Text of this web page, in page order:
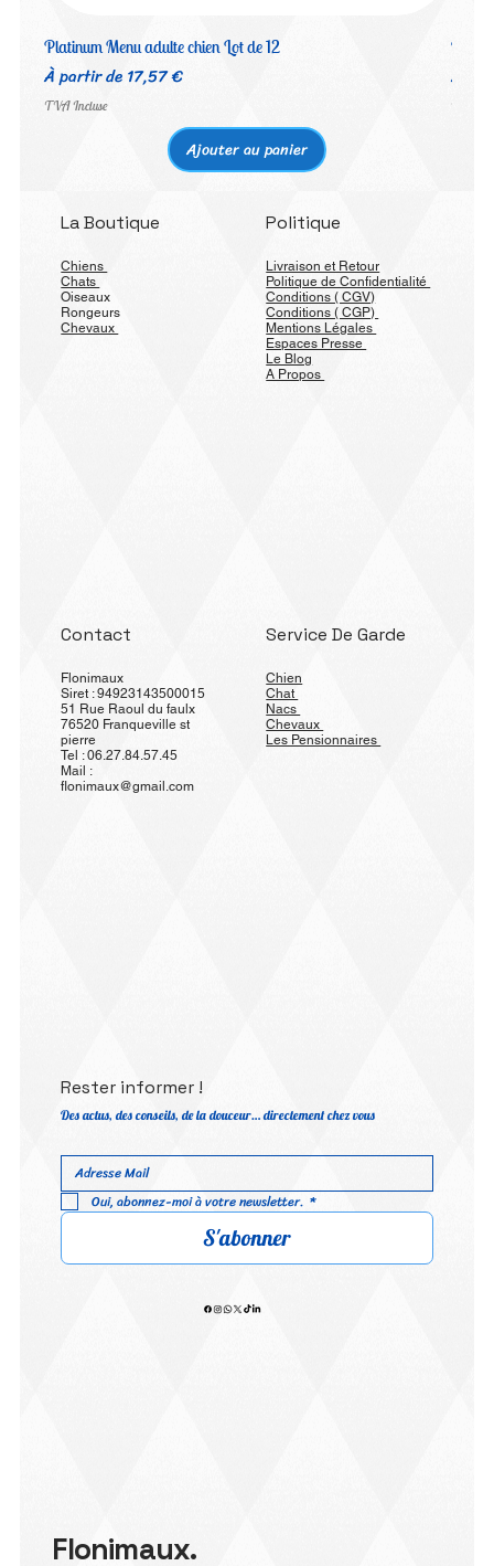
Platinum Menu adulte chien Lot de 12
À partir de17,57 €
Prix promotionnel
TVA Incluse
Ajouter au panier
À
Prix
TVA
La Boutique
Chiens
Chats
Oiseaux
Rongeurs
Chevaux
Politique
Livraison et Retour
Politique de Confidentialité
Conditions ( CGV)
Conditions ( CGP)
Mentions Légales
Espaces Presse
Le Blog
A Propos
Contact
Flonimaux
Siret : 94923143500015
51 Rue Raoul du faulx
76520 Franqueville st
pierre
Tel : 06.27.84.57.45
Mail :
flonimaux@gmail.com
Service De Garde
Chien
Chat
Nacs
Chevaux
Les Pensionnaires
Rester informer !
Des actus, des conseils, de la douceur… directement chez vous
Oui, abonnez-moi à votre newsletter. *
S'abonner
Flonimaux.